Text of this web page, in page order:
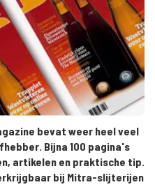
bevat weer heel veel
Bijna 100 pagina's
artikelen en praktische tip.
bij Mitra-slijterijen